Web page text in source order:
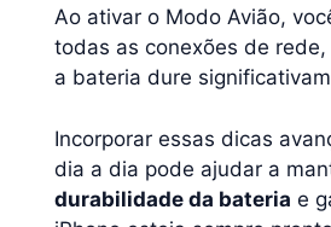
Ao ativar o Modo Avião,
todas as conexões de
a bateria dure
Incorporar essas dicas
dia a dia pode ajudar a
durabilidade da bateria e